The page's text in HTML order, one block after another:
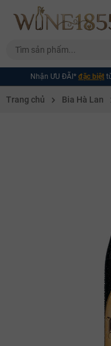
Nhận ƯU ĐÃI* đặc biệt
Trang chủ Bia Hà Lan